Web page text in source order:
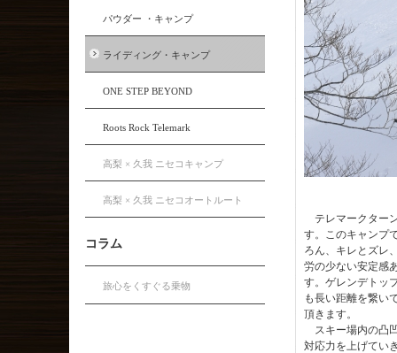
テレマークター
す。このキャンプ
ろん、キレとズレ
労の少ない安定感
す。ゲレンデトッ
も長い距離を繋い
頂きます。
スキー場内の凸
対応力を上げてい
パウダー ・キャンプ
ライディング・キャンプ
ONE STEP BEYOND
Roots Rock Telemark
高梨 × 久我 ニセコキャンプ
高梨 × 久我 ニセコオートルート
コラム
旅心をくすぐる乗物